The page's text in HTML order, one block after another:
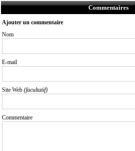
Commentaires
Ajouter un commentaire
Nom
E-mail
Site Web (facultatif)
Commentaire